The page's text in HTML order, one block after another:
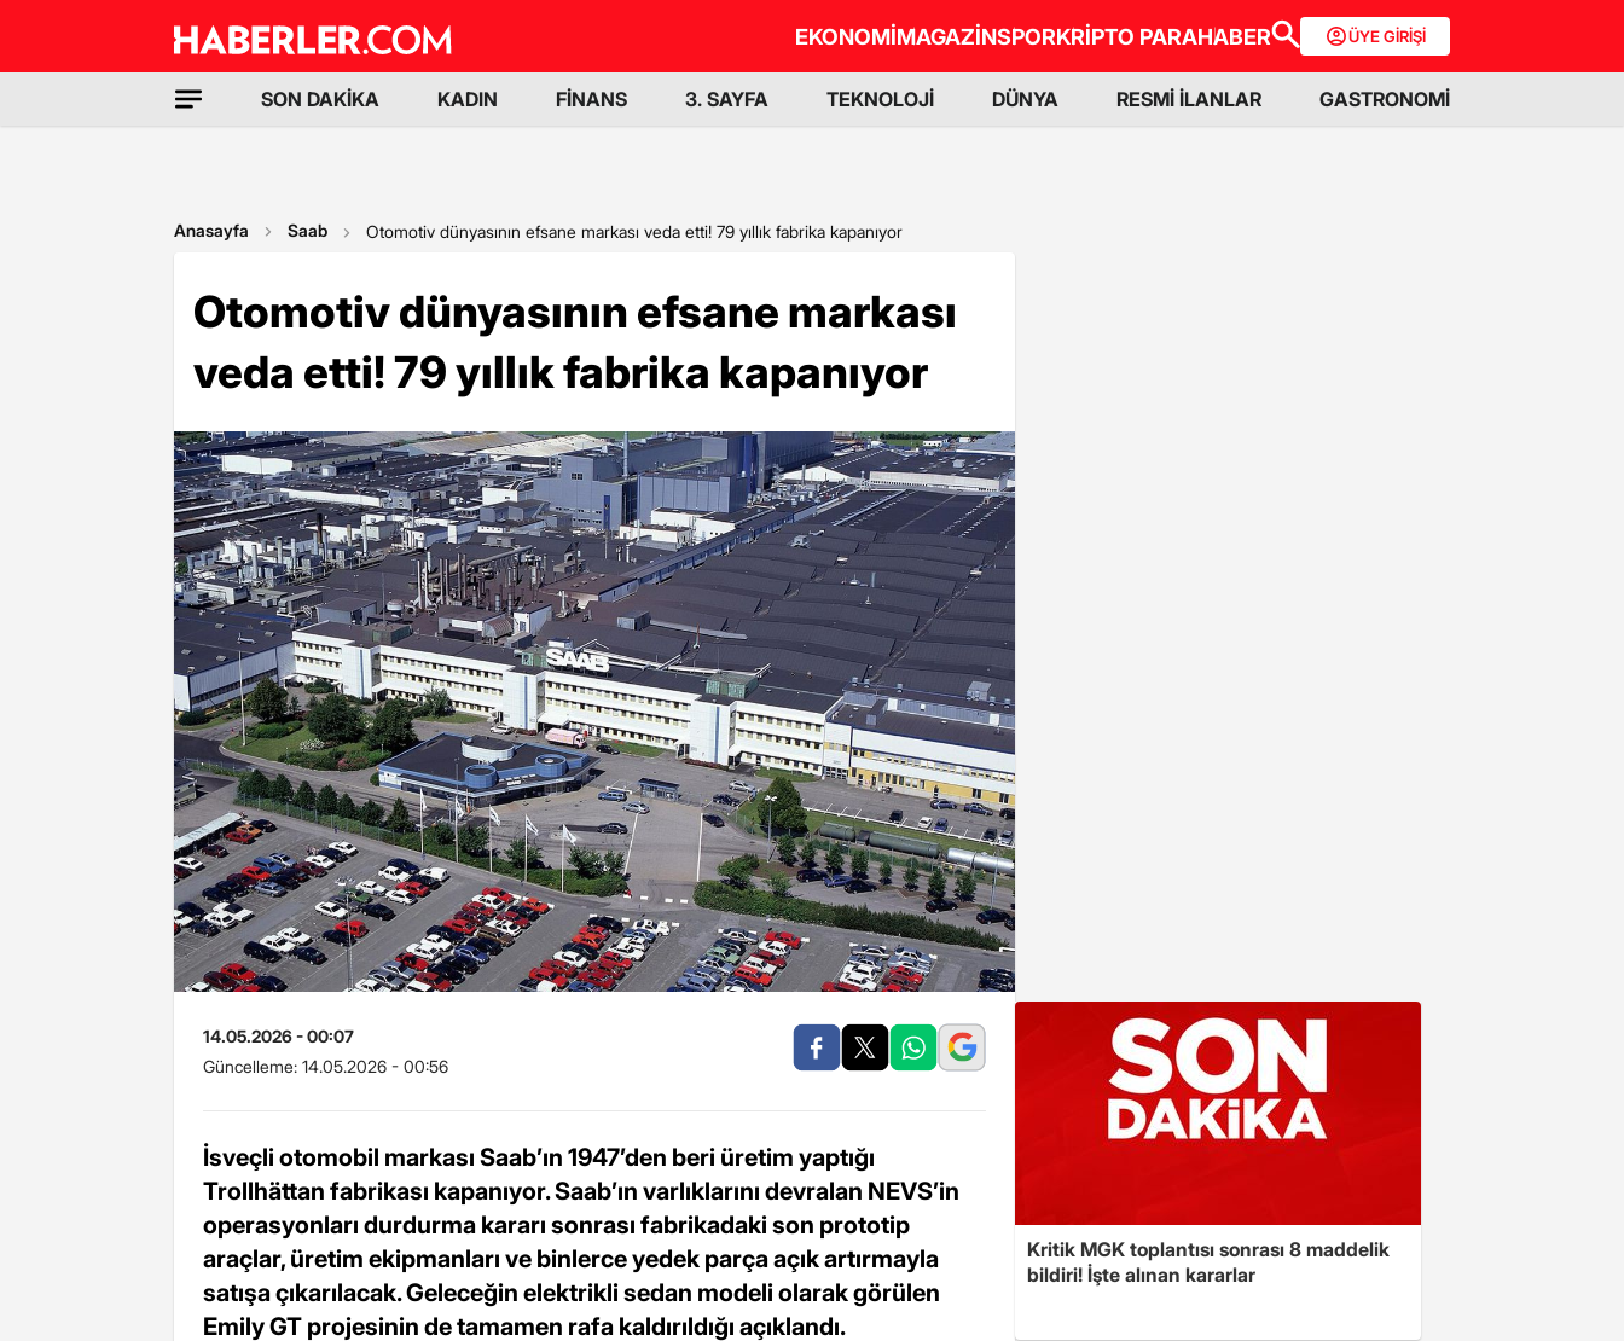
EKONOMİMAGAZİNSPORKRİPTO PARAHABER ÜYE GİRİŞİ
SON DAKİKA KADIN FİNANS 3. SAYFA TEKNOLOJİ DÜNYA RESMİ İLANLAR GASTRONOMİ
Anasayfa Saab Otomotiv dünyasının efsane markası veda etti! 79 yıllık fabrika kapanıyor
Otomotiv dünyasının efsane markası
veda etti! 79 yıllık fabrika kapanıyor
14.05.2026 - 00:07
Güncelleme: 14.05.2026 - 00:56
İsveçli otomobil markası Saab’ın 1947’den beri üretim yaptığı
Trollhättan fabrikası kapanıyor. Saab’ın varlıklarını devralan NEVS’in
operasyonları durdurma kararı sonrası fabrikadaki son prototip
araçlar, üretim ekipmanları ve binlerce yedek parça açık artırmayla
satışa çıkarılacak. Geleceğin elektrikli sedan modeli olarak görülen
Emily GT projesinin de tamamen rafa kaldırıldığı açıklandı.
Kritik MGK toplantısı sonrası 8 maddelik
bildiri! İşte alınan kararlar